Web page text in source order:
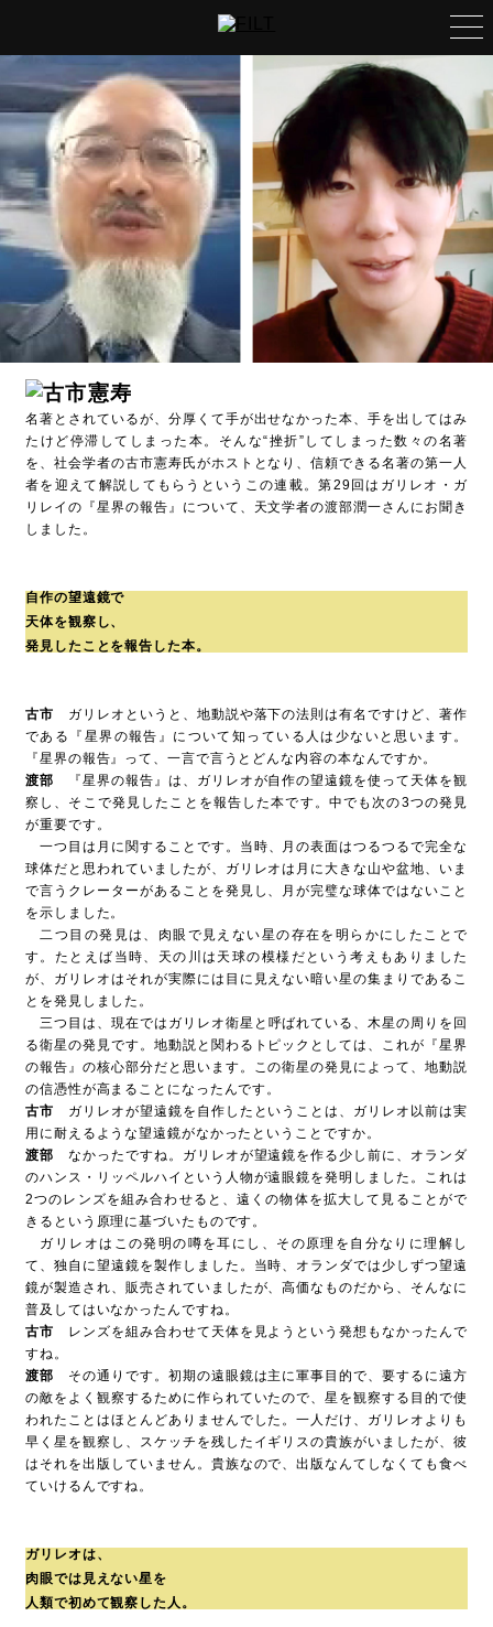
いつもの島で語り尽くす、
大人の軽やかな遊び方。
俳優・哀川 翔 × 俳優・原田龍二
生き方さがしの道しるべ
作家・佐藤優×チームみらい党首・安野貴博
うつしだすこと
映画監督・三島有紀子
愛と平和の1時間
俳優・原田龍二
フィルモぐらし
映画監督・白石和彌
侠の仕事と人生と
俳優・本宮泰風
30秒マナー動画集
バックナンバー
名著とされているが、分厚くて手が出せなかった本、手を出してはみ
たけど停滞してしまった本。そんな“挫折”してしまった数々の名著
を、社会学者の古市憲寿氏がホストとなり、信頼できる名著の第一人
者を迎えて解説してもらうというこの連載。第29回はガリレオ・ガ
リレイの『星界の報告』について、天文学者の渡部潤一さんにお聞き
しました。
自作の望遠鏡で
天体を観察し、
発見したことを報告した本。
古市 ガリレオというと、地動説や落下の法則は有名ですけど、著作
である『星界の報告』について知っている人は少ないと思います。
『星界の報告』って、一言で言うとどんな内容の本なんですか。
渡部 『星界の報告』は、ガリレオが自作の望遠鏡を使って天体を観
察し、そこで発見したことを報告した本です。中でも次の3つの発見
が重要です。
一つ目は月に関することです。当時、月の表面はつるつるで完全な
球体だと思われていましたが、ガリレオは月に大きな山や盆地、いま
で言うクレーターがあることを発見し、月が完璧な球体ではないこと
を示しました。
二つ目の発見は、肉眼で見えない星の存在を明らかにしたことで
す。たとえば当時、天の川は天球の模様だという考えもありました
が、ガリレオはそれが実際には目に見えない暗い星の集まりであるこ
とを発見しました。
三つ目は、現在ではガリレオ衛星と呼ばれている、木星の周りを回
る衛星の発見です。地動説と関わるトピックとしては、これが『星界
の報告』の核心部分だと思います。この衛星の発見によって、地動説
の信憑性が高まることになったんです。
古市 ガリレオが望遠鏡を自作したということは、ガリレオ以前は実
用に耐えるような望遠鏡がなかったということですか。
渡部 なかったですね。ガリレオが望遠鏡を作る少し前に、オランダ
のハンス・リッペルハイという人物が遠眼鏡を発明しました。これは
2つのレンズを組み合わせると、遠くの物体を拡大して見ることがで
きるという原理に基づいたものです。
ガリレオはこの発明の噂を耳にし、その原理を自分なりに理解し
て、独自に望遠鏡を製作しました。当時、オランダでは少しずつ望遠
鏡が製造され、販売されていましたが、高価なものだから、そんなに
普及してはいなかったんですね。
古市 レンズを組み合わせて天体を見ようという発想もなかったんで
すね。
渡部 その通りです。初期の遠眼鏡は主に軍事目的で、要するに遠方
の敵をよく観察するために作られていたので、星を観察する目的で使
われたことはほとんどありませんでした。一人だけ、ガリレオよりも
早く星を観察し、スケッチを残したイギリスの貴族がいましたが、彼
はそれを出版していません。貴族なので、出版なんてしなくても食べ
ていけるんですね。
ガリレオは、
肉眼では見えない星を
人類で初めて観察した人。